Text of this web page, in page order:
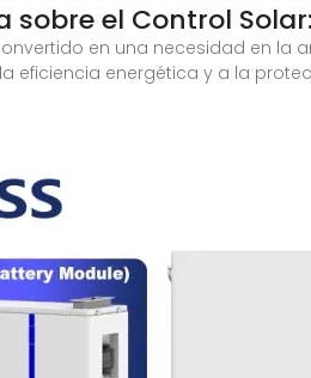
sobre el Control
en una necesidad en la
eficiencia energética y a la